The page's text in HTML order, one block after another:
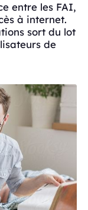
entre les FAI,
à internet.
sort du lot
de